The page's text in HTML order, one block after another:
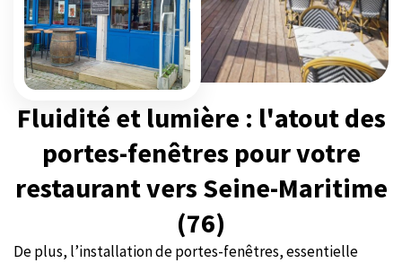
Fluidité et lumière : l'atout des
portes-fenêtres pour votre
restaurant vers Seine-Maritime
(76)
De plus, l’installation de portes-fenêtres, essentielle